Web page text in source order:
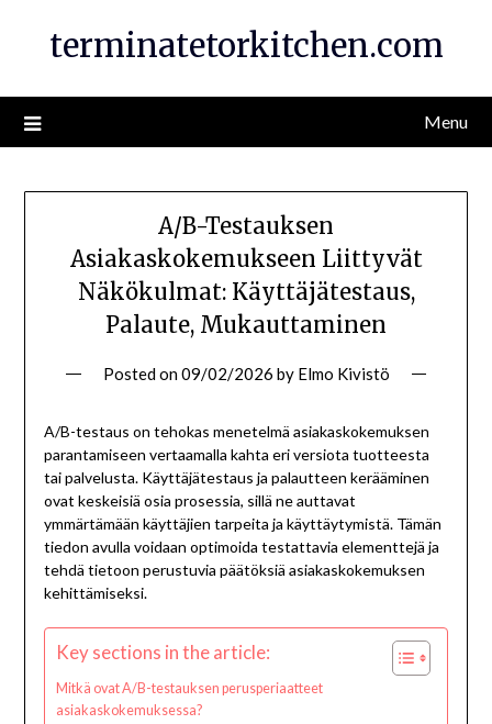
terminatetorkitchen.com
Menu
A/B-Testauksen
Asiakaskokemukseen Liittyvät
Näkökulmat: Käyttäjätestaus,
Palaute, Mukauttaminen
Posted on09/02/2026 by Elmo Kivistö
A/B-testaus on tehokas menetelmä asiakaskokemuksen
parantamiseen vertaamalla kahta eri versiota tuotteesta
tai palvelusta. Käyttäjätestaus ja palautteen kerääminen
ovat keskeisiä osia prosessia, sillä ne auttavat
ymmärtämään käyttäjien tarpeita ja käyttäytymistä. Tämän
tiedon avulla voidaan optimoida testattavia elementtejä ja
tehdä tietoon perustuvia päätöksiä asiakaskokemuksen
kehittämiseksi.
Key sections in the article:
Mitkä ovat A/B-testauksen perusperiaatteet
asiakaskokemuksessa?